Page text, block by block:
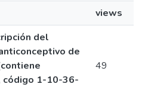
views
del
de
1-10-36-
49